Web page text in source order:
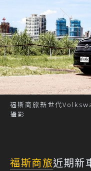
福斯商旅新世代
攝影
福斯商旅近期新